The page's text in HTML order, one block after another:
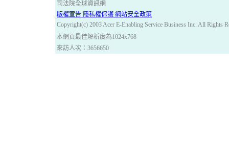
司法院全球資訊網
版權宣告 隱私權保護 網站安全政策
Copyright(c) 2003 Acer E-Enabling Service Business Inc. All Rights
本網頁最佳解析度為1024x768
來訪人次：3656650